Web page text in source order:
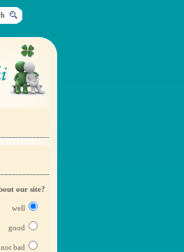
?what is your opinion about our site
well
good
not bad